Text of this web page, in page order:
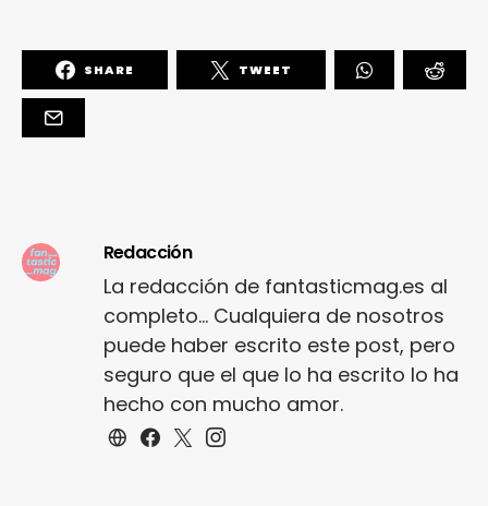
SHARE TWEET
Redacción
La redacción de fantasticmag.es al
completo... Cualquiera de nosotros
puede haber escrito este post, pero
seguro que el que lo ha escrito lo ha
hecho con mucho amor.